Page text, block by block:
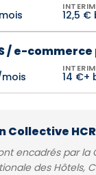
INTERIM
12,5
/ e-
INTERIM
14 €+
Collective HCR
encadrés par la
des Hôtels,